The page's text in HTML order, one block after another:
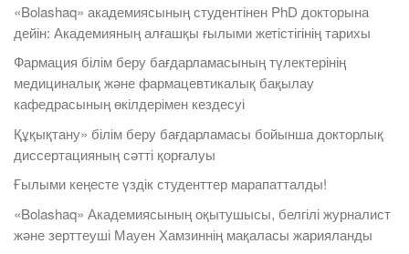
«Bolashaq» академиясының студентінен PhD докторына
дейін: Академияның алғашқы ғылыми жетістігінің тарихы
Фармация білім беру бағдарламасының түлектерінің
медициналық және фармацевтикалық бақылау
кафедрасының өкілдерімен кездесуі
Құқықтану» білім беру бағдарламасы бойынша докторлық
диссертацияның сәтті қорғалуы
Ғылыми кеңесте үздік студенттер марапатталды!
«Bolashaq» Академиясының оқытушысы, белгілі журналист
және зерттеуші Мауен Хамзиннің мақаласы жарияланды